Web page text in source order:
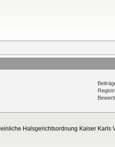
Halsgerichtsordnung Kaiser Karls